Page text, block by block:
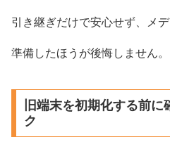
引き継ぎだけで安心せず、メ
準備したほうが後悔しません。
旧端末を初期化する前
ク